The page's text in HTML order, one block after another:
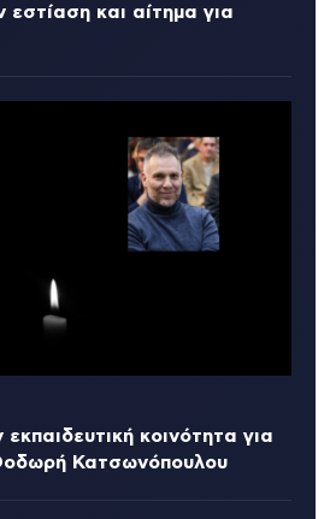
εστίαση και αίτημα για
κοινότητα για
Κατσωνόπουλου